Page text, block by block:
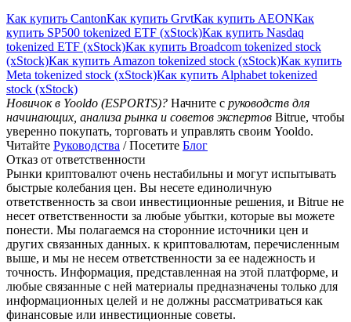
Как купить CantonКак купить GrvtКак купить AEONКак
купить SP500 tokenized ETF (xStock)Как купить Nasdaq
tokenized ETF (xStock)Как купить Broadcom tokenized stock
(xStock)Как купить Amazon tokenized stock (xStock)Как купить
Meta tokenized stock (xStock)Как купить Alphabet tokenized
stock (xStock)
Новичок в Yooldo (ESPORTS)? Начните с руководств для
начинающих, анализа рынка и советов экспертов Bitrue, чтобы
уверенно покупать, торговать и управлять своим Yooldo.
Читайте Руководства / Посетите Блог
Отказ от ответственности
Рынки криптовалют очень нестабильны и могут испытывать
быстрые колебания цен. Вы несете единоличную
ответственность за свои инвестиционные решения, и Bitrue не
несет ответственности за любые убытки, которые вы можете
понести. Мы полагаемся на сторонние источники цен и
других связанных данных. к криптовалютам, перечисленным
выше, и мы не несем ответственности за ее надежность и
точность. Информация, представленная на этой платформе, и
любые связанные с ней материалы предназначены только для
информационных целей и не должны рассматриваться как
финансовые или инвестиционные советы.